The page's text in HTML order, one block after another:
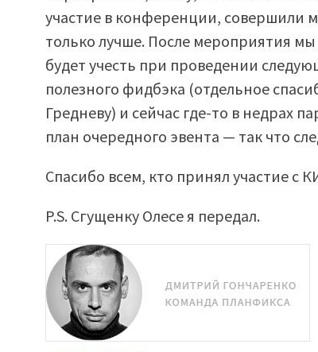
участие в конференции, совершили
только лучше. После мероприятия
будет учесть при проведении
полезного фидбэка (отдельное
Гредневу) и сейчас где-то в недрах
план очередного эвента — так что
Спасибо всем, кто принял участие с
P.S. Сгущенку Олесе я передал.